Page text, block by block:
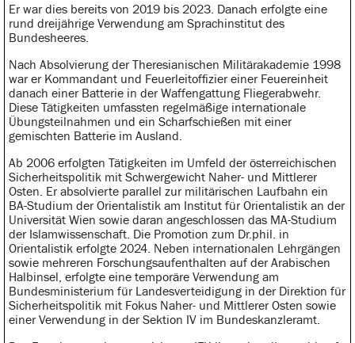
Er war dies bereits von 2019 bis 2023. Danach erfolgte eine
rund dreijährige Verwendung am Sprachinstitut des
Bundesheeres.
Nach Absolvierung der Theresianischen Militärakademie 1998
war er Kommandant und Feuerleitoffizier einer Feuereinheit
danach einer Batterie in der Waffengattung Fliegerabwehr.
Diese Tätigkeiten umfassten regelmäßige internationale
Übungsteilnahmen und ein Scharfschießen mit einer
gemischten Batterie im Ausland.
Ab 2006 erfolgten Tätigkeiten im Umfeld der österreichischen
Sicherheitspolitik mit Schwergewicht Naher- und Mittlerer
Osten. Er absolvierte parallel zur militärischen Laufbahn ein
BA-Studium der Orientalistik am Institut für Orientalistik an der
Universität Wien sowie daran angeschlossen das MA-Studium
der Islamwissenschaft. Die Promotion zum Dr.phil. in
Orientalistik erfolgte 2024. Neben internationalen Lehrgängen
sowie mehreren Forschungsaufenthalten auf der Arabischen
Halbinsel, erfolgte eine temporäre Verwendung am
Bundesministerium für Landesverteidigung in der Direktion für
Sicherheitspolitik mit Fokus Naher- und Mittlerer Osten sowie
einer Verwendung in der Sektion IV im Bundeskanzleramt.